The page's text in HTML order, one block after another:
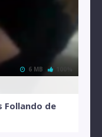
6 MB
Follando de